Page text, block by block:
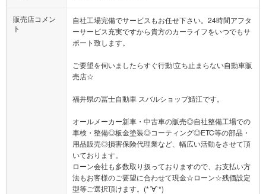
販売店コメン
ト
自社工場完備でサービスもお任せ下さい。24時間アフタ
ーサービス充実ですから貴方のカーライフをいつでもサ
ポート致します。
ご要望を伺いましたらすぐ行動!立ち止まらない自動車販
売店☆
福井県の冨士自動車 スバルショップ鯖江です。
オールメーカー新車・中古車の販売◎自社整備工場での
車検・整備◎板金塗装◎コーティング◎ETC等の部品・
用品販売◎損害保険代理業など、幅広い活動をさせて頂
いております。
ローン会社も多数取り扱っておりますので、お支払い方
法もお客様のご要望に合わせて現金☆ローン☆残価設定
型等ご選択頂けます。(*´∀`*)